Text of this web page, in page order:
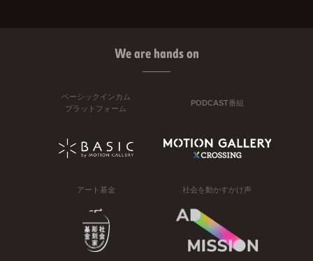
We are hands on
ベーシックインカム
プラットフォーム
PODCAST番組
アート基金 社会を動かすかけ声